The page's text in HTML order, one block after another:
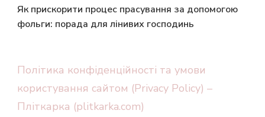
Як прискорити процес прасування за допомогою
фольги: порада для лінивих господинь
Політика конфіденційності та умови
користування сайтом (Privacy Policy) –
Пліткарка (plitkarka.com)